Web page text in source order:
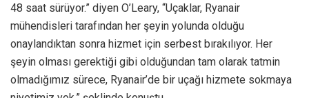
48 saat sürüyor.” diyen O’Leary, “Uçaklar, Ryanair
mühendisleri tarafından her şeyin yolunda olduğu
onaylandıktan sonra hizmet için serbest bırakılıyor. Her
şeyin olması gerektiği gibi olduğundan tam olarak tatmin
olmadığımız sürece, Ryanair’de bir uçağı hizmete sokmaya